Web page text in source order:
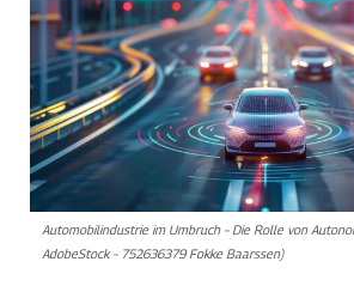
Automobilindustrie im Umbruch – Die Rolle von
AdobeStock – 752636379 Fokke Baarssen)